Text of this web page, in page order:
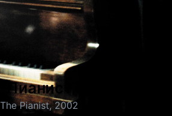
Пианист
The Pianist, 2002